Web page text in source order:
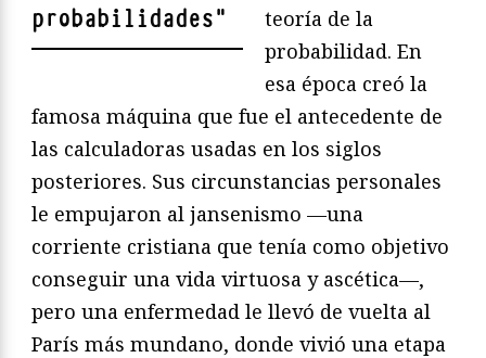
probabilidades"
teoría de la
probabilidad. En
esa época creó la
famosa máquina que fue el antecedente de
las calculadoras usadas en los siglos
posteriores. Sus circunstancias personales
le empujaron al jansenismo —una
corriente cristiana que tenía como objetivo
conseguir una vida virtuosa y ascética—,
pero una enfermedad le llevó de vuelta al
París más mundano, donde vivió una etapa